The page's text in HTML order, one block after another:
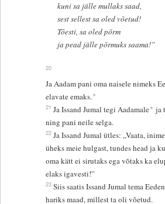
kuni sa jälle mullaks saad,
sest sellest sa oled võetud!
Tõesti, sa oled põrm
ja pead jälle põrmuks saama!”
20
Ja Aadam pani oma naisele nimeks
elavate emaks.+
21 Ja Issand Jumal tegi Aadamale+ ja
ning pani neile selga.
22 Ja Issand Jumal ütles: „Vaata,
üheks meie hulgast, tundes head ja
oma kätt ei sirutaks ega võtaks ka
elaks igavesti!”
23 Siis saatis Issand Jumal tema
hariks maad, millest ta oli võetud.